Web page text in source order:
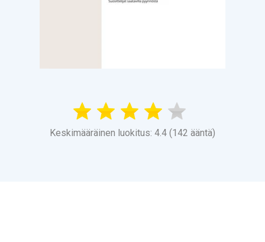
Keskimääräinen luokitus: 4.4 (142 ääntä)